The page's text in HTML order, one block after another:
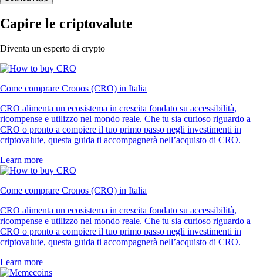
Capire le criptovalute
Diventa un esperto di crypto
Come comprare Cronos (CRO) in Italia
CRO alimenta un ecosistema in crescita fondato su accessibilità,
ricompense e utilizzo nel mondo reale. Che tu sia curioso riguardo a
CRO o pronto a compiere il tuo primo passo negli investimenti in
criptovalute, questa guida ti accompagnerà nell’acquisto di CRO.
Learn more
Come comprare Cronos (CRO) in Italia
CRO alimenta un ecosistema in crescita fondato su accessibilità,
ricompense e utilizzo nel mondo reale. Che tu sia curioso riguardo a
CRO o pronto a compiere il tuo primo passo negli investimenti in
criptovalute, questa guida ti accompagnerà nell’acquisto di CRO.
Learn more